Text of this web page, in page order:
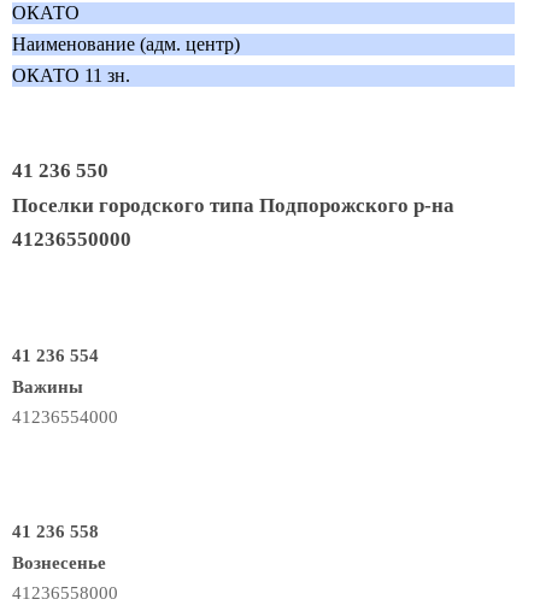
ОКАТО
Наименование (адм. центр)
ОКАТО 11 зн.
41 236 550
Поселки городского типа Подпорожского р-на
41236550000
41 236 554
Важины
41236554000
41 236 558
Вознесенье
41236558000